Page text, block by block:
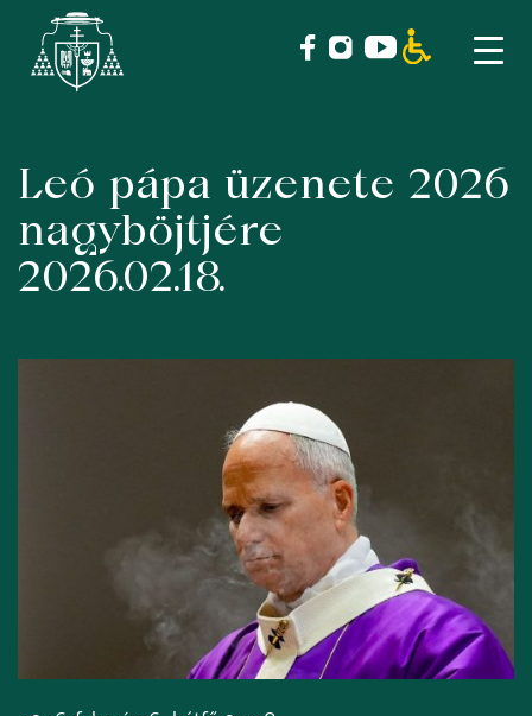
SkipLeó pápa üzenete 2026
nagyböjtjére
2026.02.18.